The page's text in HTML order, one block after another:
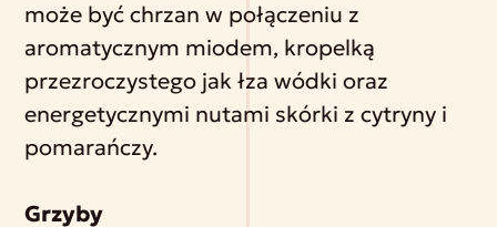
może być chrzan w połączeniu z
aromatycznym miodem, kropelką
przezroczystego jak łza wódki oraz
energetycznymi nutami skórki z cytryny i
pomarańczy.
Grzyby